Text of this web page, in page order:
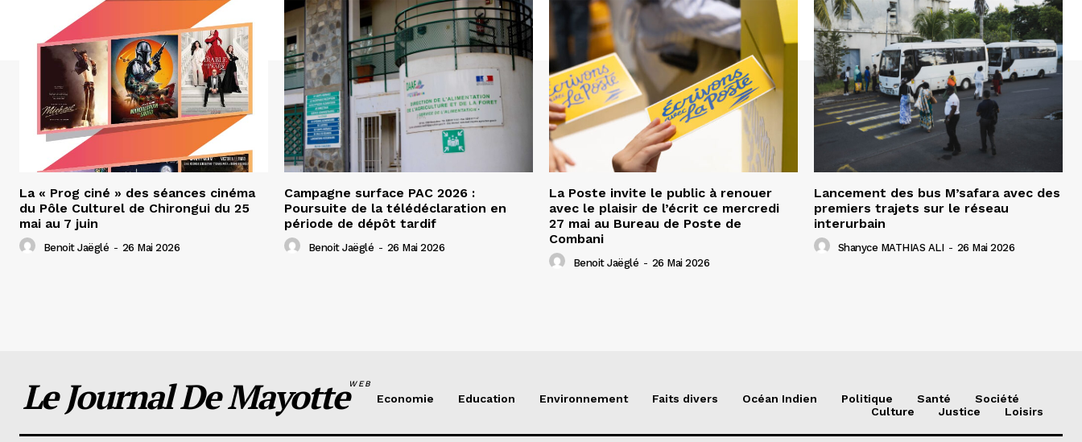
La « Prog ciné » des séances cinéma
du Pôle Culturel de Chirongui du 25
mai au 7 juin
Benoit Jaëglé - 26 Mai 2026
Campagne surface PAC 2026 :
Poursuite de la télédéclaration en
période de dépôt tardif
Benoit Jaëglé - 26 Mai 2026
La Poste invite le public à renouer
avec le plaisir de l’écrit ce mercredi
27 mai au Bureau de Poste de
Combani
Benoit Jaëglé - 26 Mai 2026
Lancement des bus M’safara avec des
premiers trajets sur le réseau
interurbain
Shanyce MATHIAS ALI - 26 Mai 2026
Le Journal De MayotteWEB
Economie Education Environnement Faits divers Océan Indien Politique Santé
Société
Culture
Justice Loisirs